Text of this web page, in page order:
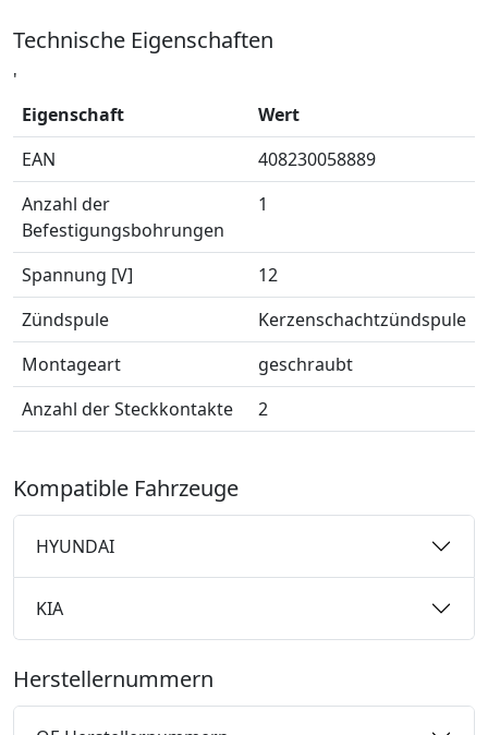
Technische Eigenschaften
'
Eigenschaft
Wert
EAN
408230058889
Anzahl der
Befestigungsbohrungen
1
Spannung [V]
12
Zündspule
Kerzenschachtzündspule
Montageart
geschraubt
Anzahl der Steckkontakte
2
Kompatible Fahrzeuge
HYUNDAI
KIA
Herstellernummern